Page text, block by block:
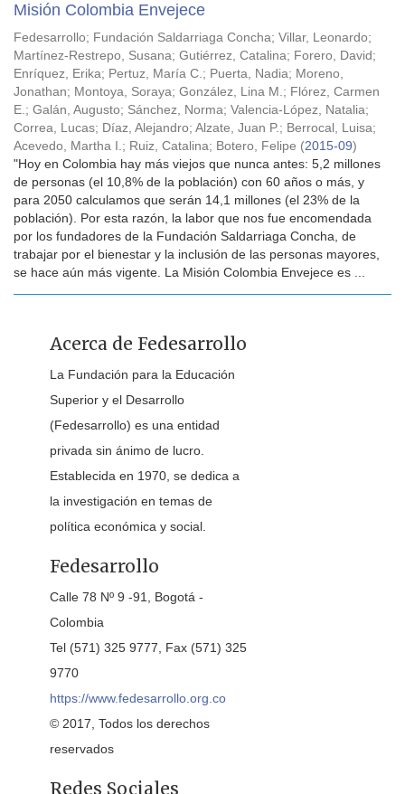
Misión Colombia Envejece
Fedesarrollo; Fundación Saldarriaga Concha; Villar, Leonardo;
Martínez-Restrepo, Susana; Gutiérrez, Catalina; Forero, David ;
Enríquez, Erika; Pertuz, María C.; Puerta, Nadia; Moreno,
Jonathan; Montoya, Soraya; González, Lina M.; Flórez, Carmen
E.; Galán, Augusto; Sánchez, Norma; Valencia-López, Natalia;
Correa, Lucas; Díaz, Alejandro; Alzate, Juan P.; Berrocal, Luisa;
Acevedo, Martha I.; Ruiz, Catalina; Botero, Felipe (2015-09)
"Hoy en Colombia hay más viejos que nunca antes: 5,2 millones
de personas (el 10,8% de la población) con 60 años o más, y
para 2050 calculamos que serán 14,1 millones (el 23% de la
población). Por esta razón, la labor que nos fue encomendada
por los fundadores de la Fundación Saldarriaga Concha, de
trabajar por el bienestar y la inclusión de las personas mayores,
se hace aún más vigente. La Misión Colombia Envejece es ...
Acerca de Fedesarrollo
La Fundación para la Educación
Superior y el Desarrollo
(Fedesarrollo) es una entidad
privada sin ánimo de lucro.
Establecida en 1970, se dedica a
la investigación en temas de
política económica y social.
Fedesarrollo
Calle 78 Nº 9 -91, Bogotá -
Colombia
Tel (571) 325 9777, Fax (571) 325
9770
https://www.fedesarrollo.org.co
© 2017, Todos los derechos
reservados
Redes Sociales